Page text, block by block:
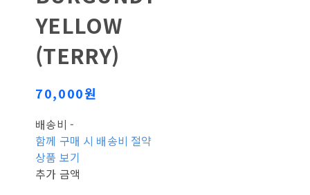
YELLOW
(TERRY)
70,000원
배송비 -
함께 구매 시 배송비 절약
상품 보기
추가 금액